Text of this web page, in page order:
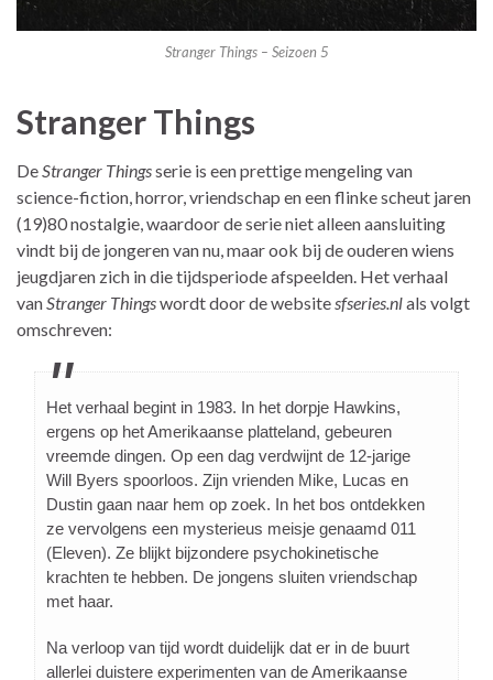
Stranger Things – Seizoen 5
Stranger Things
DeStranger Thingsserie is een prettige mengeling van
science-fiction, horror, vriendschap en een flinke scheut jaren
(19)80 nostalgie, waardoor de serie niet alleen aansluiting
vindt bij de jongeren van nu, maar ook bij de ouderen wiens
jeugdjaren zich in die tijdsperiode afspeelden. Het verhaal
vanStranger Thingswordt door de websitesfseries.nlals volgt
omschreven:
Het verhaal begint in 1983. In het dorpje Hawkins,
ergens op het Amerikaanse platteland, gebeuren
vreemde dingen. Op een dag verdwijnt de 12-jarige
Will Byers spoorloos. Zijn vrienden Mike, Lucas en
Dustin gaan naar hem op zoek. In het bos ontdekken
ze vervolgens een mysterieus meisje genaamd 011
(Eleven). Ze blijkt bijzondere psychokinetische
krachten te hebben. De jongens sluiten vriendschap
met haar.
Na verloop van tijd wordt duidelijk dat er in de buurt
allerlei duistere experimenten van de Amerikaanse